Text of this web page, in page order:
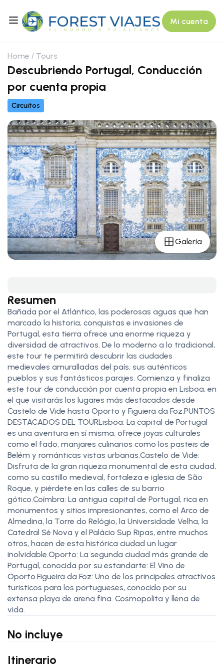
Mi cuenta
Home Tours
Descubriendo Portugal, Conducción
por cuenta propia
Circuitos
Galería
Resumen
Bañada por el Atlántico, las poderosas aguas que han
marcado la historia, conquistas e invasiones de
Portugal, esta tierra ofrece una enorme riqueza y
diversidad de atractivos. De lo moderno a lo tradicional,
este tour te permitirá descubrir las ciudades
medievales amuralladas del país, sus auténticos
pueblos y sus fantásticos parajes. Comienza y finaliza
este tour de conducción por cuenta propia en Lisboa, en
el que visitarás los lugares más destacados desde
Castelo de Vide hasta Oporto y Figuiera da Foz.PUNTOS
DESTACADOS DEL TOURLisboa: La capital de Portugal
es una aventura en sí misma, ofrece joyas culturales
como el fado, manjares culinarios como los pasteis de
Belém y románticas vistas urbanas.Castelo de Vide:
Disfruta de la gran riqueza monumental de esta ciudad,
como su castillo medieval, fortaleza e iglesia de São
Roque, y piérdete en las calles de su barrio
gótico.Coímbra: La antigua capital de Portugal, rica en
monumentos y sitios impresionantes, como el Arco de
Almedina, la Torre do Relógio, la Universidade Velha, la
Catedral Sé Nova y el Palácio Sup Ripas, entre muchos
otros, hacen de esta histórica ciudad un lugar
inolvidable.Oporto: La segunda ciudad más grande de
Portugal, conocida por su estandarte: El Vino de
Oporto.Figueira da Foz: Uno de los principales atractivos
turísticos para los portugueses, conocido por su
extensa playa de arena fina. Cosmopolita y llena de
vida.
No incluye
Itinerario